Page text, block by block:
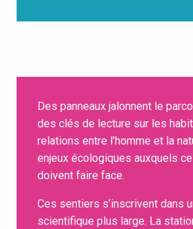
Des panneaux jalonnent le
des clés de lecture sur les
relations entre l’homme et la
enjeux écologiques auxquels
doivent faire face.
Ces sentiers s’inscrivent dans
scientifique plus large. La